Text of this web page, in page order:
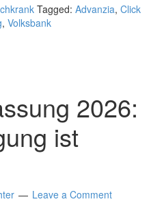
Tagged: Advanzia, Click
, Volksbank
2026:
ist
Leave a Comment